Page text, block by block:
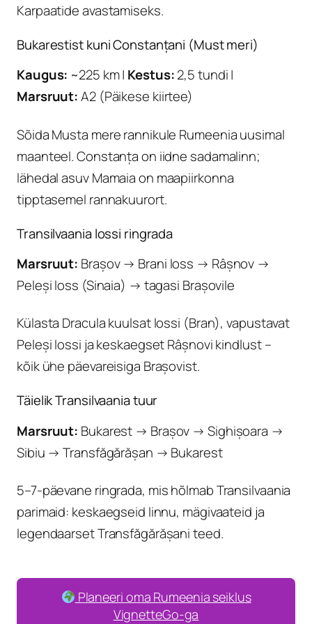
Karpaatide avastamiseks.
Bukarestist kuni Constanțani (Must meri)
Kaugus: ~225 km | Kestus:2,5 tundi |
Marsruut:A2 (Päikese kiirtee)
Sõida Musta mere rannikule Rumeenia uusimal
maanteel. Constanța on iidne sadamalinn;
lähedal asuv Mamaia on maapiirkonna
tipptasemel rannakuurort.
Transilvaania lossi ringrada
Marsruut: Brașov → Brani loss → Râșnov →
Peleși loss (Sinaia) → tagasi Brașovile
Külasta Dracula kuulsat lossi (Bran), vapustavat
Peleși lossi ja keskaegset Râșnovi kindlust –
kõik ühe päevareisiga Brașovist.
Täielik Transilvaania tuur
Marsruut: Bukarest → Brașov → Sighișoara →
Sibiu → Transfăgărășan → Bukarest
5–7-päevane ringrada, mis hõlmab Transilvaania
parimaid: keskaegseid linnu, mägivaateid ja
legendaarset Transfăgărășani teed.
Planeeri oma Rumeenia seiklus
VignetteGo-ga